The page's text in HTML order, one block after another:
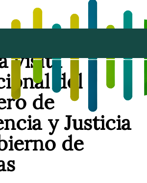
visita
del
de
y Justicia
de